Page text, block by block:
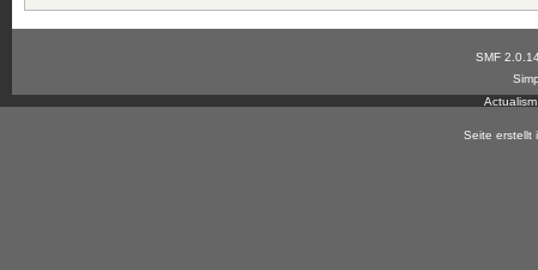
SMF
Seite erstellt